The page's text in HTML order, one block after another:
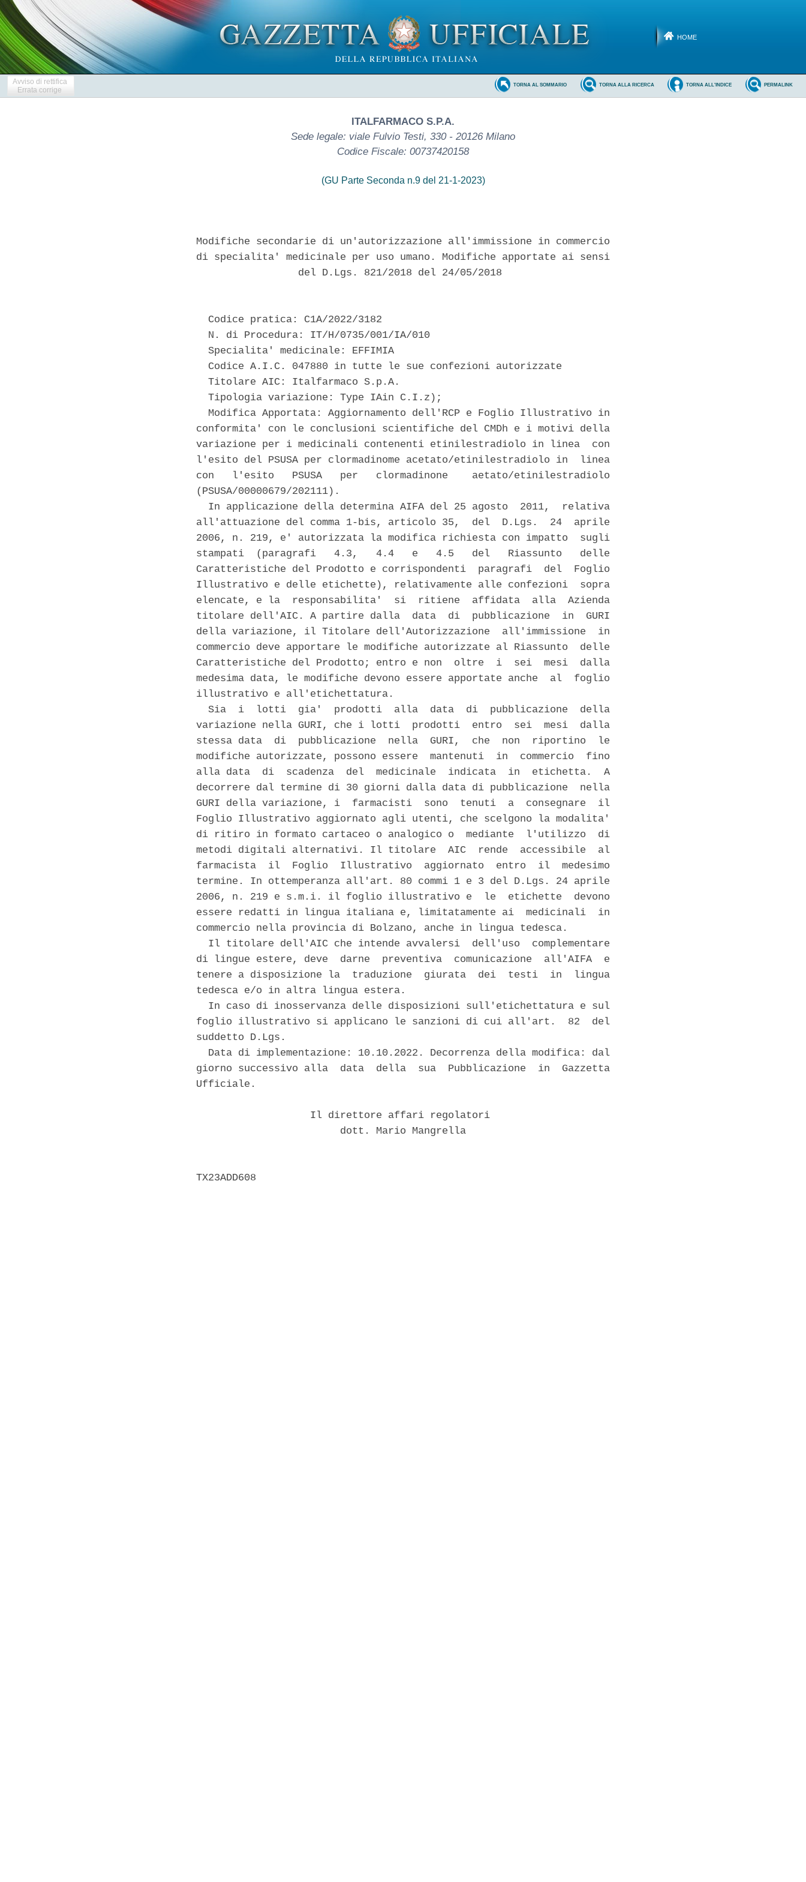
HOME
Avviso di rettifica
Errata corrige
PERMALINK
TORNA ALL'INDICE
TORNA ALLA RICERCA
TORNA AL SOMMARIO
ITALFARMACO S.P.A.
Sede legale: viale Fulvio Testi, 330 - 20126 Milano
Codice Fiscale: 00737420158
(GU Parte Seconda n.9 del 21-1-2023)
Modifiche secondarie di un'autorizzazione all'immissione in commercio
di specialita' medicinale per uso umano. Modifiche apportate ai sensi
                 del D.Lgs. 821/2018 del 24/05/2018
  Codice pratica: C1A/2022/3182
  N. di Procedura: IT/H/0735/001/IA/010
  Specialita' medicinale: EFFIMIA
  Codice A.I.C. 047880 in tutte le sue confezioni autorizzate
  Titolare AIC: Italfarmaco S.p.A.
  Tipologia variazione: Type IAin C.I.z);
  Modifica Apportata: Aggiornamento dell'RCP e Foglio Illustrativo in
conformita' con le conclusioni scientifiche del CMDh e i motivi della
variazione per i medicinali contenenti etinilestradiolo in linea  con
l'esito del PSUSA per clormadinome acetato/etinilestradiolo in  linea
con   l'esito   PSUSA   per   clormadinone    aetato/etinilestradiolo
(PSUSA/00000679/202111).
  In applicazione della determina AIFA del 25 agosto  2011,  relativa
all'attuazione del comma 1-bis, articolo 35,  del  D.Lgs.  24  aprile
2006, n. 219, e' autorizzata la modifica richiesta con impatto  sugli
stampati  (paragrafi   4.3,   4.4   e   4.5   del   Riassunto   delle
Caratteristiche del Prodotto e corrispondenti  paragrafi  del  Foglio
Illustrativo e delle etichette), relativamente alle confezioni  sopra
elencate, e la  responsabilita'  si  ritiene  affidata  alla  Azienda
titolare dell'AIC. A partire dalla  data  di  pubblicazione  in  GURI
della variazione, il Titolare dell'Autorizzazione  all'immissione  in
commercio deve apportare le modifiche autorizzate al Riassunto  delle
Caratteristiche del Prodotto; entro e non  oltre  i  sei  mesi  dalla
medesima data, le modifiche devono essere apportate anche  al  foglio
illustrativo e all'etichettatura.
  Sia  i  lotti  gia'  prodotti  alla  data  di  pubblicazione  della
variazione nella GURI, che i lotti  prodotti  entro  sei  mesi  dalla
stessa data  di  pubblicazione  nella  GURI,  che  non  riportino  le
modifiche autorizzate, possono essere  mantenuti  in  commercio  fino
alla data  di  scadenza  del  medicinale  indicata  in  etichetta.  A
decorrere dal termine di 30 giorni dalla data di pubblicazione  nella
GURI della variazione, i  farmacisti  sono  tenuti  a  consegnare  il
Foglio Illustrativo aggiornato agli utenti, che scelgono la modalita'
di ritiro in formato cartaceo o analogico o  mediante  l'utilizzo  di
metodi digitali alternativi. Il titolare  AIC  rende  accessibile  al
farmacista  il  Foglio  Illustrativo  aggiornato  entro  il  medesimo
termine. In ottemperanza all'art. 80 commi 1 e 3 del D.Lgs. 24 aprile
2006, n. 219 e s.m.i. il foglio illustrativo e  le  etichette  devono
essere redatti in lingua italiana e, limitatamente ai  medicinali  in
commercio nella provincia di Bolzano, anche in lingua tedesca.
  Il titolare dell'AIC che intende avvalersi  dell'uso  complementare
di lingue estere, deve  darne  preventiva  comunicazione  all'AIFA  e
tenere a disposizione la  traduzione  giurata  dei  testi  in  lingua
tedesca e/o in altra lingua estera.
  In caso di inosservanza delle disposizioni sull'etichettatura e sul
foglio illustrativo si applicano le sanzioni di cui all'art.  82  del
suddetto D.Lgs.
  Data di implementazione: 10.10.2022. Decorrenza della modifica: dal
giorno successivo alla  data  della  sua  Pubblicazione  in  Gazzetta
Ufficiale.
                   Il direttore affari regolatori
                        dott. Mario Mangrella